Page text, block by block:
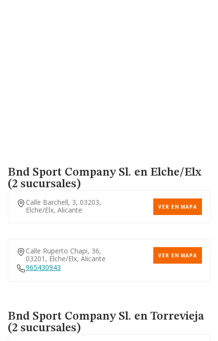
Bnd Sport Company Sl. en Elche/Elx
(2 sucursales)
Calle Barchell, 3, 03203,
Elche/elx, Alicante
VER EN MAPA
Calle Ruperto Chapi, 36,
03201, Elche/elx, Alicante
VER EN MAPA
965430943
Bnd Sport Company Sl. en Torrevieja
(2 sucursales)